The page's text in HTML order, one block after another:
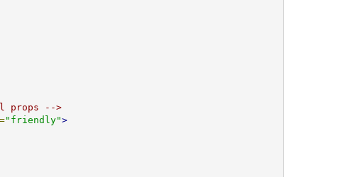
props -->
="friendly">